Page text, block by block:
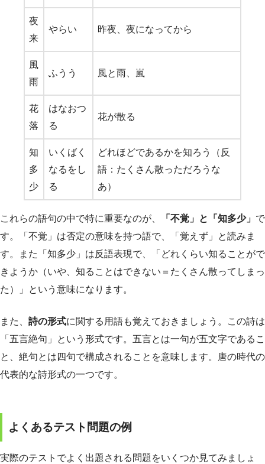
夜
来
やらい 昨夜、夜になってから
風
雨
ふうう 風と雨、嵐
花
落
はなおつ
る
花が散る
知
多
少
いくばく
なるをし
る
どれほどであるかを知ろう（反
語：たくさん散っただろうな
あ）
これらの語句の中で特に重要なのが、 「不覚」と「知多少」 で
す。「不覚」は否定の意味を持つ語で、「覚えず」と読みま
す。また「知多少」は反語表現で、「どれくらい知ることがで
きようか（いや、知ることはできない＝たくさん散ってしまっ
た）」という意味になります。
また、 詩の形式に関する用語も覚えておきましょう。この詩は
「五言絶句」という形式です。五言とは一句が五文字であるこ
と、絶句とは四句で構成されることを意味します。唐の時代の
代表的な詩形式の一つです。
よくあるテスト問題の例
実際のテストでよく出題される問題をいくつか見てみましょ